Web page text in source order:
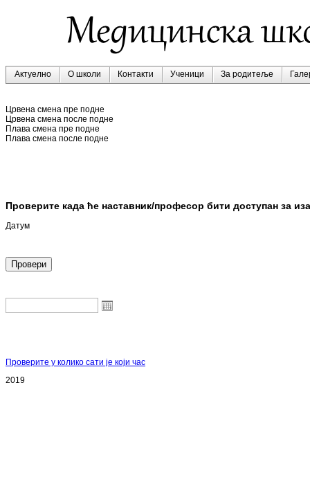
Актуелно О школи Контакти Ученици За родитеље
Црвена смена пре подне
Црвена смена после подне
Плава смена пре подне
Плава смена после подне
Проверите када ће наставник/професор бити доступан за
Датум
Проверите у колико сати је који час
2019